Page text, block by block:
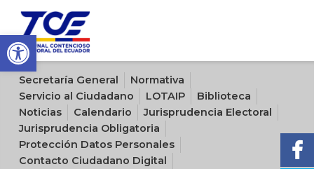
Open toolbar
Sitio oficial del Tribunal Contencioso Electoral del Ecuador
Secretaría General
Normativa
Servicio al Ciudadano
LOTAIP
Biblioteca
Noticias
Calendario
Jurisprudencia Electoral
Jurisprudencia Obligatoria
Protección Datos Personales
Contacto Ciudadano Digital